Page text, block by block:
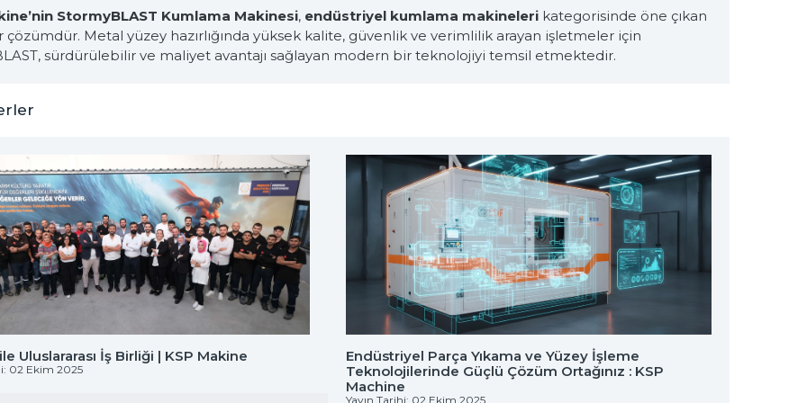
StormyBLAST Kumlama Makinesi, endüstriyel kumlama makineleri kategorisinde öne çıkan
çözümdür. Metal yüzey hazırlığında yüksek kalite, güvenlik ve verimlilik arayan işletmeler için
sürdürülebilir ve maliyet avantajı sağlayan modern bir teknolojiyi temsil etmektedir.
Uluslararası İş Birliği | KSP Makine
02 Ekim 2025
Endüstriyel Parça Yıkama ve Yüzey İşleme
Teknolojilerinde Güçlü Çözüm Ortağınız : KSP
Machine
Yayın Tarihi: 02 Ekim 2025